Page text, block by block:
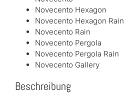
Novecento Hexagon
Novecento Hexagon Rain
Novecento Rain
Novecento Pergola
Novecento Pergola Rain
Novecento Gallery
Beschreibung